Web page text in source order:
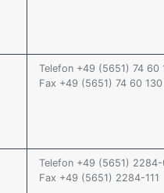
Telefon +49 (5651) 74 60
Fax +49 (5651) 74 60 130
Telefon +49 (5651)
Fax +49 (5651) 2284-111